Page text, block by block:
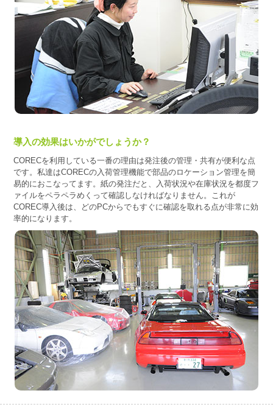
導入の効果はいかがでしょうか？
CORECを利用している一番の理由は発注後の管理・共有が便利な点
です。私達はCORECの入荷管理機能で部品のロケーション管理を簡
易的におこなってます。紙の発注だと、入荷状況や在庫状況を都度フ
ァイルをペラペラめくって確認しなければなりません。これが
COREC導入後は、どのPCからでもすぐに確認を取れる点が非常に効
率的になります。